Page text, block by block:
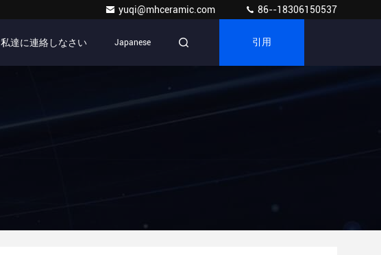
yuqi@mhceramic.com 86--18306150537
私達に連絡しなさい Japanese 引用